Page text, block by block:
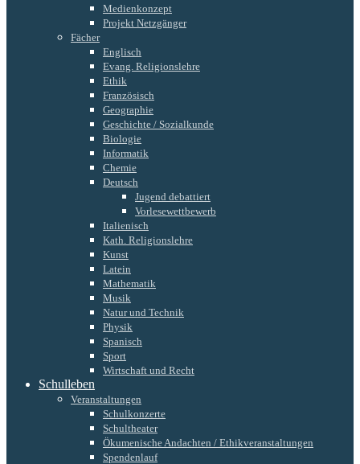
Medienkonzept
Projekt Netzgänger
Fächer
Englisch
Evang. Religionslehre
Ethik
Französisch
Geographie
Geschichte / Sozialkunde
Biologie
Informatik
Chemie
Deutsch
Jugend debattiert
Vorlesewettbewerb
Italienisch
Kath. Religionslehre
Kunst
Latein
Mathematik
Musik
Natur und Technik
Physik
Spanisch
Sport
Wirtschaft und Recht
Schulleben
Veranstaltungen
Schulkonzerte
Schultheater
Ökumenische Andachten / Ethikveranstaltungen
Spendenlauf